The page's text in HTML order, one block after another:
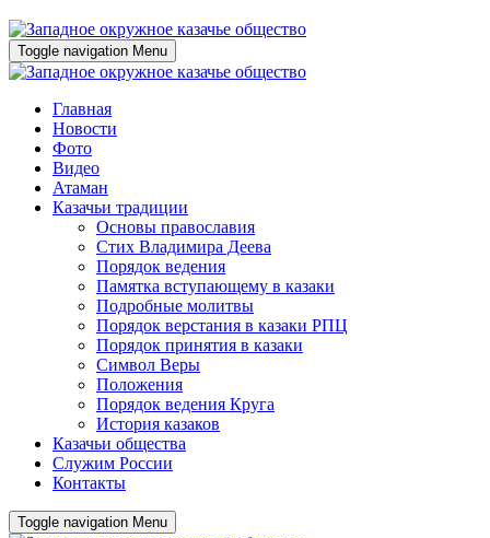
Toggle navigation Menu
Главная
Новости
Фото
Видео
Атаман
Казачьи традиции
Основы православия
Стих Владимира Деева
Порядок ведения
Памятка вступающему в казаки
Подробные молитвы
Порядок верстания в казаки РПЦ
Порядок принятия в казаки
Символ Веры
Положения
Порядок ведения Круга
История казаков
Казачьи общества
Служим России
Контакты
Toggle navigation Menu